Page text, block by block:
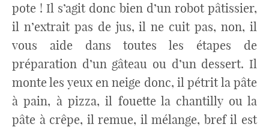
pote ! Il s’agit donc bien d’un robot pâtissier,
il n’extrait pas de jus, il ne cuit pas, non, il
vous aide dans toutes les étapes de
préparation d’un gâteau ou d’un dessert. Il
monte les yeux en neige donc, il pétrit la pâte
à pain, à pizza, il fouette la chantilly ou la
pâte à crêpe, il remue, il mélange, bref il est